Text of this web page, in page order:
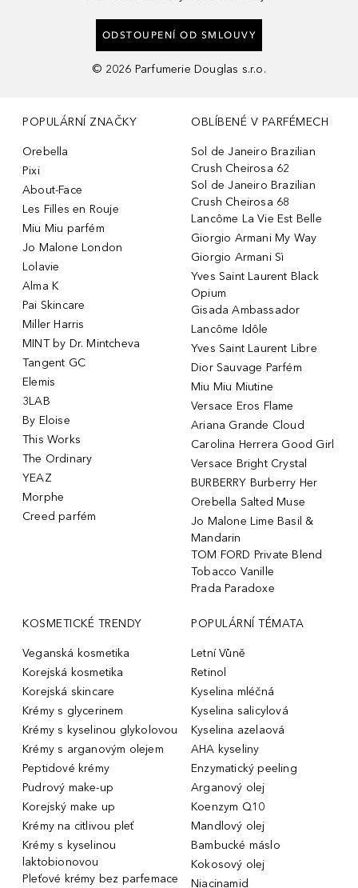
ODSTOUPENÍ OD SMLOUVY
© 2026 Parfumerie Douglas s.r.o.
POPULÁRNÍ ZNAČKY
Orebella
Pixi
About-Face
Les Filles en Rouje
Miu Miu parfém
Jo Malone London
Lolavie
Alma K
Pai Skincare
Miller Harris
MINT by Dr. Mintcheva
Tangent GC
Elemis
3LAB
By Eloise
This Works
The Ordinary
YEAZ
Morphe
Creed parfém
OBLÍBENÉ V PARFÉMECH
Sol de Janeiro Brazilian
Crush Cheirosa 62
Sol de Janeiro Brazilian
Crush Cheirosa 68
Lancôme La Vie Est Belle
Giorgio Armani My Way
Giorgio Armani Sì
Yves Saint Laurent Black
Opium
Gisada Ambassador
Lancôme Idôle
Yves Saint Laurent Libre
Dior Sauvage Parfém
Miu Miu Miutine
Versace Eros Flame
Ariana Grande Cloud
Carolina Herrera Good Girl
Versace Bright Crystal
BURBERRY Burberry Her
Orebella Salted Muse
Jo Malone Lime Basil &
Mandarin
TOM FORD Private Blend
Tobacco Vanille
Prada Paradoxe
KOSMETICKÉ TRENDY
Veganská kosmetika
Korejská kosmetika
Korejská skincare
Krémy s glycerinem
Krémy s kyselinou glykolovou
Krémy s arganovým olejem
Peptidové krémy
Pudrový make-up
Korejský make up
Krémy na citlivou pleť
Krémy s kyselinou
laktobionovou
Pleťové krémy bez parfemace
POPULÁRNÍ TÉMATA
Letní Vůně
Retinol
Kyselina mléčná
Kyselina salicylová
Kyselina azelaová
AHA kyseliny
Enzymatický peeling
Arganový olej
Koenzym Q10
Mandlový olej
Bambucké máslo
Kokosový olej
Niacinamid